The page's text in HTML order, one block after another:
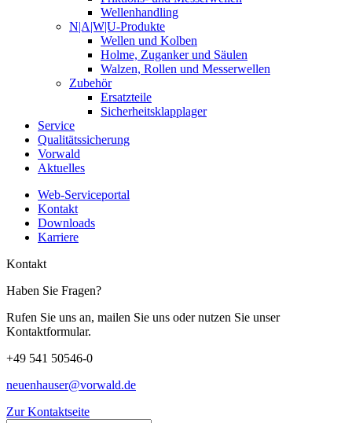
Wellenhandling
N|A|W|U-Produkte
Wellen und Kolben
Holme, Zuganker und Säulen
Walzen, Rollen und Messerwellen
Zubehör
Ersatzteile
Sicherheitsklapplager
Service
Qualitätssicherung
Vorwald
Aktuelles
Web-Serviceportal
Kontakt
Downloads
Karriere
Kontakt
Haben Sie Fragen?
Rufen Sie uns an, mailen Sie uns oder nutzen Sie unser
Kontaktformular.
+49 541 50546-0
neuenhauser@vorwald.de
Zur Kontaktseite